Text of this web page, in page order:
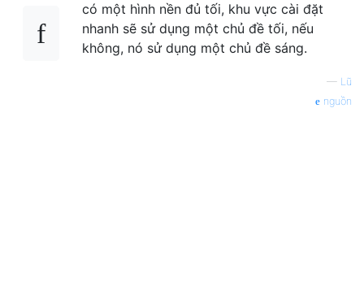
có một hình nền đủ tối, khu vực cài đặt
nhanh sẽ sử dụng một chủ đề tối, nếu
không, nó sử dụng một chủ đề sáng.
— Lũ
nguồn